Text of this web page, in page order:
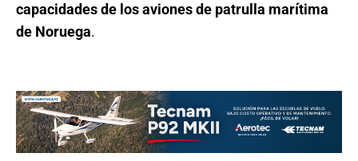
capacidades de los aviones de patrulla marítima
de Noruega.